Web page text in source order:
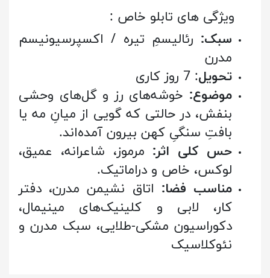
سبک: رئالیسمِ تیره / اکسپرسیونیسم
مدرن
تحویل: 7 روز کاری
موضوع: خوشه‌های رز و گل‌های وحشی
بنفش، در حالتی که گویی از میانِ مه یا
بافتِ سنگیِ کهن بیرون آمده‌اند.
حس کلی اثر: مرموز، شاعرانه، عمیق،
لوکس، خاص و دراماتیک.
مناسب فضا: اتاق نشیمن مدرن، دفتر
کار، لابی و کلینیک‌های مینیمال،
دکوراسیون مشکی-طلایی، سبک مدرن و
نئوکلاسیک